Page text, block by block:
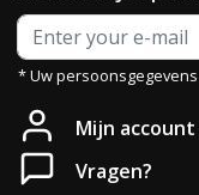
* Uw
Mijn account
Vragen?